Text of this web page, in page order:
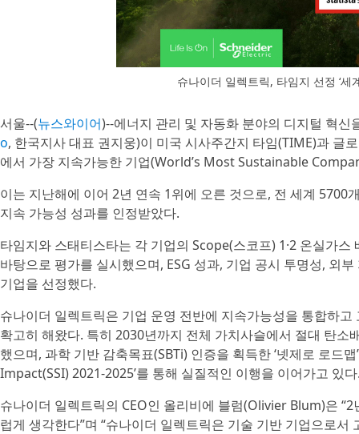
슈나이더 일렉트릭, 타임지 선정 ‘
서울--(뉴스와이어)--에너지 관리 및 자동화 분야의 디지털 혁
o, 한국지사 대표 권지웅)이 미국 시사주간지 타임(TIME)과 글
에서 가장 지속가능한 기업(World’s Most Sustainable
이는 지난해에 이어 2년 연속 1위에 오른 것으로, 전 세계
지속 가능성 성과를 인정받았다.
타임지와 스태티스타는 각 기업의 Scope(스코프) 1·2 온실가
바탕으로 평가를 실시했으며, ESG 성과, 기업 공시 투명성, 외
기업을 선정했다.
슈나이더 일렉트릭은 기업 운영 전반에 지속가능성을 통합하
확고히 해왔다. 특히 2030년까지 전체 가치사슬에서 절대 탄
했으며, 과학 기반 감축목표(SBTi) 인증을 획득한 ‘넷제로 로
Impact(SSI) 2021-2025’를 통해 실질적인 이행을 이어가고 있
슈나이더 일렉트릭의 CEO인 올리비에 블럼(Olivier Blum)은
럽게 생각한다”며 “슈나이더 일렉트릭은 기술 기반 기업으로